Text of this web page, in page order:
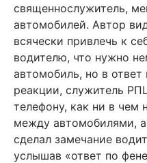
священнослужитель,
автомобилей. Автор
всячески привлечь к
водителю, что нужно
автомобиль, но в
реакции, служитель
телефону, как ни в чем
между автомобилями,
сделал замечание
услышав «ответ по